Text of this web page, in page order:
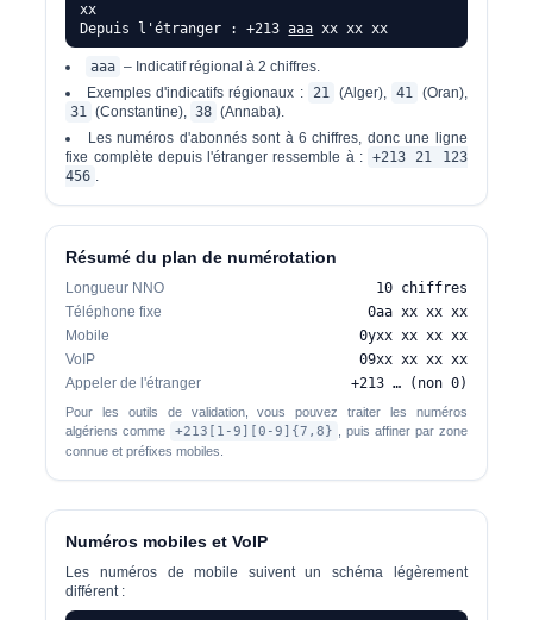
xx
Depuis l'étranger : +213aaa xx xx xx
aaa – Indicatif régional à 2 chiffres.
Exemples d'indicatifs régionaux :
21 (Alger), 41
(Oran),
31 (Constantine), 38 (Annaba).
Les numéros d'abonnés sont à 6 chiffres, donc une ligne
fixe complète depuis l'étranger ressemble à : +213 21 123
456 .
Résumé du plan de numérotation
Longueur NNO
10 chiffres
Téléphone fixe
0aa xx xx xx
Mobile
0yxx xx xx xx
VoIP
09xx xx xx xx
Appeler de l'étranger
+213 … (non 0)
Pour les outils de validation, vous pouvez traiter les numéros
algériens comme
+213[1-9][0-9]{7,8}
, puis affiner par zone
connue et préfixes mobiles.
Numéros mobiles et VoIP
Les numéros de mobile suivent un schéma légèrement
différent :